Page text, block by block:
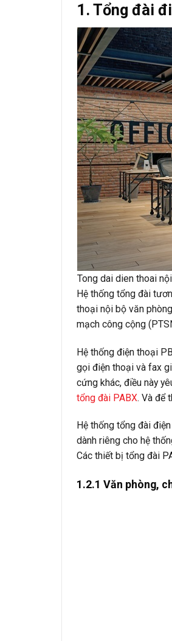
1. Tổng đài
Tong dai dien thoai
Hệ thống tổng đài
thoại nội bộ văn
mạch công cộng
Hệ thống điện thoại
gọi điện thoại và fax
cứng khác, điều này
tổng đài PABX. Và để
Hệ thống tổng đài
dành riêng cho hệ
Các thiết bị tổng đài
1.2.1 Văn phòng,